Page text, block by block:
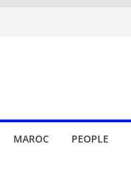
MAROC PEOPLE